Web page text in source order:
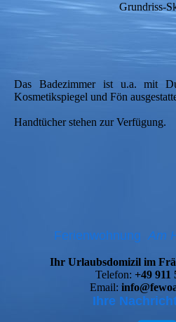
Grundriss-
Das Badezimmer ist u.a. mit
Kosmetikspiegel und Fön
Handtücher stehen zur Verfügung.
FerienwohnungAm
Ihr Urlaubsdomizil im
Telefon: +49 911
Email:
Ihre